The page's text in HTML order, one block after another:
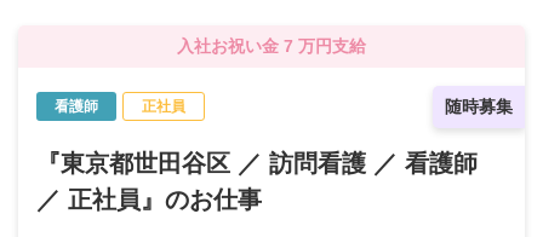
入社お祝い金 7 万円支給
随時募集
看護師 正社員
『東京都世田谷区 ／ 訪問看護 ／ 看護師
／ 正社員』のお仕事